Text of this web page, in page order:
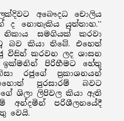
අබෞදධ චොලිය
ද නොතැකිය යුත්තාහ.''
සමගියක් කරවා
බව කියා තිබේ. එහෙත්
විසින් කරවන ලද ශාසන
පිරිහීමට හේතු
රජුගේ ප්‍රකාශනයන්
පුරසාරම් බවට
ශිලා ලිපිවල කියා ඇති
පරිශීලනයේදී
වෙයි.